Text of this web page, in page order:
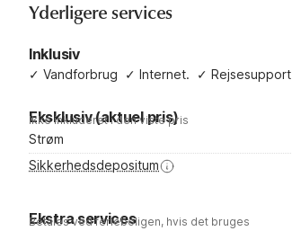
Yderligere services
Inklusiv
✓ Vandforbrug ✓ Internet. ✓ Rejsesupport
Eksklusiv (aktuel pris)
Ikke inkluderet i den viste pris
Strøm
Sikkerhedsdepositum
Ekstra services
Betales ved ferieboligen, hvis det bruges